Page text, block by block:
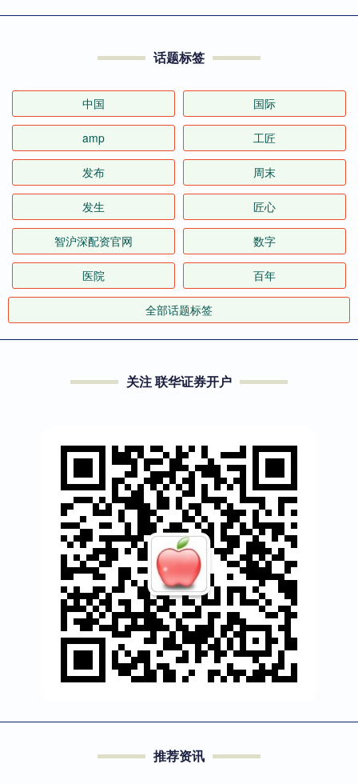
话题标签
中国 国际
amp 工匠
发布 周末
发生 匠心
智沪深配资官网 数字
医院 百年
全部话题标签
关注 联华证券开户
推荐资讯